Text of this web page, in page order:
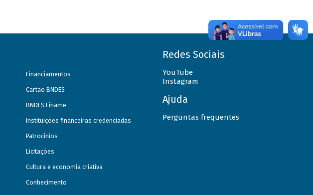
Financiamentos
Cartão BNDES
BNDES Finame
Instituições financeiras credenciadas
Patrocínios
Licitações
Cultura e economia criativa
Conhecimento
Redes Sociais
YouTube
Instagram
Ajuda
Perguntas frequentes